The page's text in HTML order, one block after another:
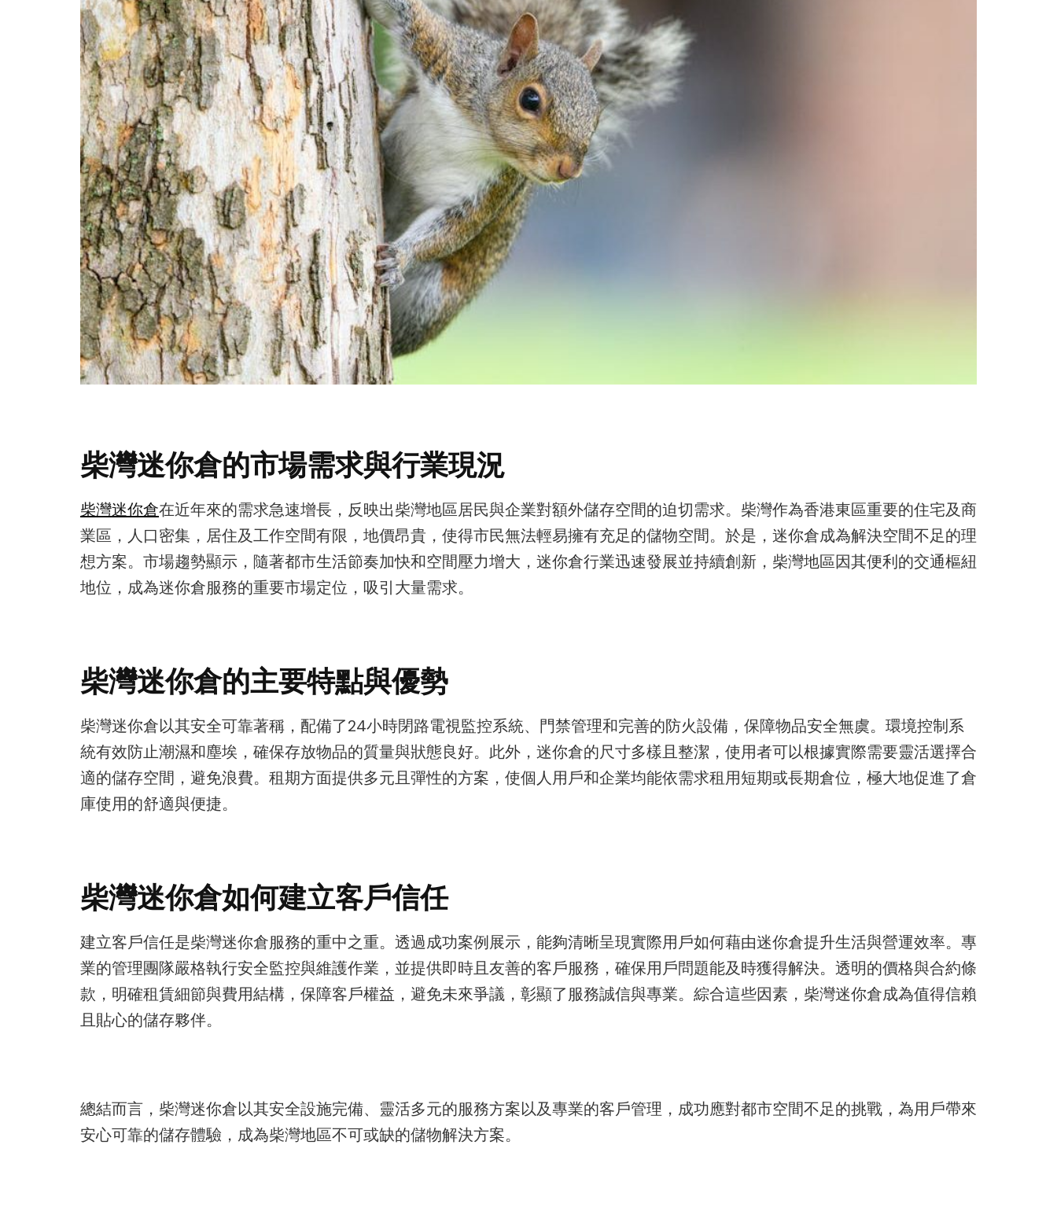
柴灣迷你倉的市場需求與行業現況
柴灣迷你倉在近年來的需求急速增長，反映出柴灣地區居民與企業對額外儲存空間的迫切需求。柴灣作為香港東區重要的住宅及商
業區，人口密集，居住及工作空間有限，地價昂貴，使得市民無法輕易擁有充足的儲物空間。於是，迷你倉成為解決空間不足的理
想方案。市場趨勢顯示，隨著都市生活節奏加快和空間壓力增大，迷你倉行業迅速發展並持續創新，柴灣地區因其便利的交通樞紐
地位，成為迷你倉服務的重要市場定位，吸引大量需求。
柴灣迷你倉的主要特點與優勢
柴灣迷你倉以其安全可靠著稱，配備了24小時閉路電視監控系統、門禁管理和完善的防火設備，保障物品安全無虞。環境控制系
統有效防止潮濕和塵埃，確保存放物品的質量與狀態良好。此外，迷你倉的尺寸多樣且整潔，使用者可以根據實際需要靈活選擇合
適的儲存空間，避免浪費。租期方面提供多元且彈性的方案，使個人用戶和企業均能依需求租用短期或長期倉位，極大地促進了倉
庫使用的舒適與便捷。
柴灣迷你倉如何建立客戶信任
建立客戶信任是柴灣迷你倉服務的重中之重。透過成功案例展示，能夠清晰呈現實際用戶如何藉由迷你倉提升生活與營運效率。專
業的管理團隊嚴格執行安全監控與維護作業，並提供即時且友善的客戶服務，確保用戶問題能及時獲得解決。透明的價格與合約條
款，明確租賃細節與費用結構，保障客戶權益，避免未來爭議，彰顯了服務誠信與專業。綜合這些因素，柴灣迷你倉成為值得信賴
且貼心的儲存夥伴。
總結而言，柴灣迷你倉以其安全設施完備、靈活多元的服務方案以及專業的客戶管理，成功應對都市空間不足的挑戰，為用戶帶來
安心可靠的儲存體驗，成為柴灣地區不可或缺的儲物解決方案。